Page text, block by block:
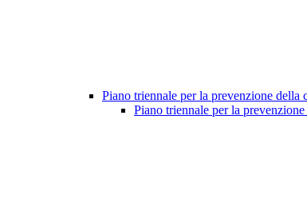
Piano triennale per la prevenzione della
Piano triennale per la